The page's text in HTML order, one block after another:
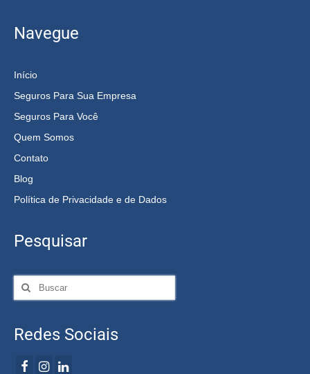
Navegue
Início
Seguros Para Sua Empresa
Seguros Para Você
Quem Somos
Contato
Blog
Política de Privacidade e de Dados
Pesquisar
Redes Sociais